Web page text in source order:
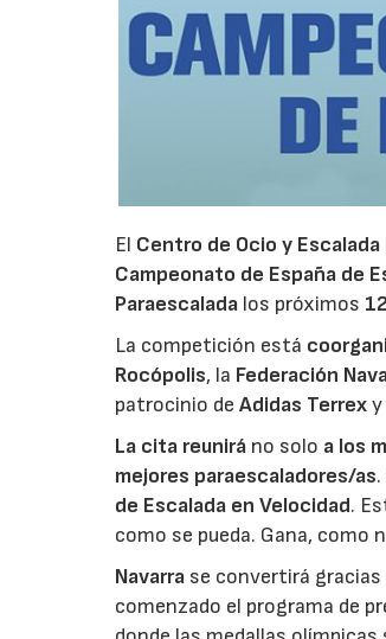
El Centro de Ocio y
Campeonato de España de
Paraescalada los próximos
La competición está
Rocópolis, la Federación
patrocinio deAdidas Terrexy
La cita reunirá no solo a los
mejores paraescaladores/as
de Escalada en Velocidad.
como se pueda. Gana, como
Navarra se convertirá gracias
comenzado el programa de